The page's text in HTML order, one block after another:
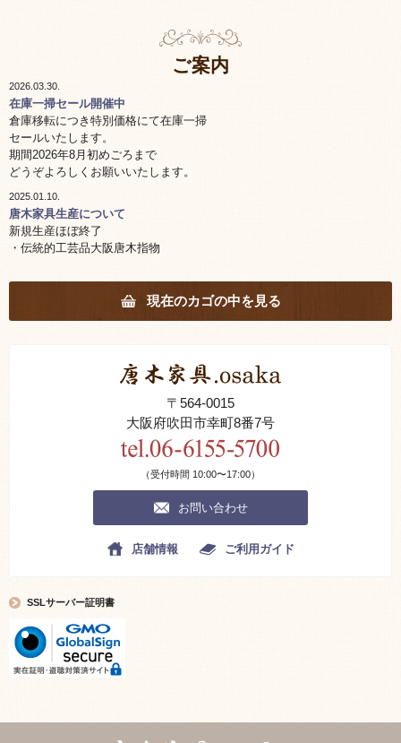
ご案内
2026.03.30.
在庫一掃セール開催中
倉庫移転につき特別価格にて在庫一掃
セールいたします。
期間2026年8月初めごろまで
どうぞよろしくお願いいたします。
2025.01.10.
唐木家具生産について
新規生産ほぼ終了
・伝統的工芸品大阪唐木指物
工芸士の高齢化により棚 机につきましては生産終了しました。
花台他小物工芸品は一部継続しています。
・海外製品について
当サイトの写真説明分をコピー不正流用した偽サイトが存在します、 ご
掲載商品全ては当社が管理しています。
本サイトの掲載内容(画像、文書等)の著作権は当社に帰属しております。
唐木家具のリメイクについて
使われなくなった唐木家具の中には
これらは新たに造る事の出来ない品々です。
これらの価値ある逸品を細部まで修理、漆の入れ
直しをして再びよみがえり綺麗になった品を
リユース品としてご紹介致します。
現在のカゴの中を見る
〒564-0015
大阪府吹田市幸町8番7号
（受付時間 10:00〜17:00）
お問い合わせ
店舗情報 ご利用ガイド
SSLサーバー証明書